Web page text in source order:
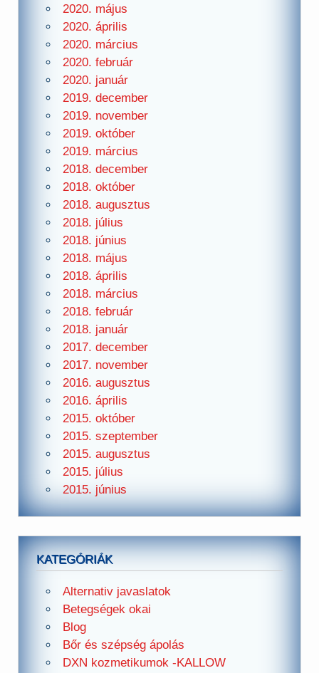
2020. május
2020. április
2020. március
2020. február
2020. január
2019. december
2019. november
2019. október
2019. március
2018. december
2018. október
2018. augusztus
2018. július
2018. június
2018. május
2018. április
2018. március
2018. február
2018. január
2017. december
2017. november
2016. augusztus
2016. április
2015. október
2015. szeptember
2015. augusztus
2015. július
2015. június
KATEGÓRIÁK
Alternativ javaslatok
Betegségek okai
Blog
Bőr és szépség ápolás
DXN kozmetikumok -KALLOW